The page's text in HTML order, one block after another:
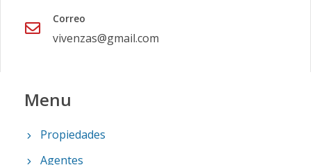
Correo
vivenzas@gmail.com
Menu
Propiedades
Agentes